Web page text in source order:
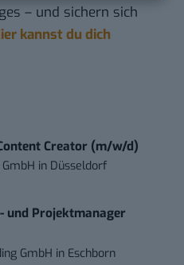
– und sichern sich
kannst du dich
Creator (m/w/d)
in Düsseldorf
und Projektmanager
GmbH in Eschborn